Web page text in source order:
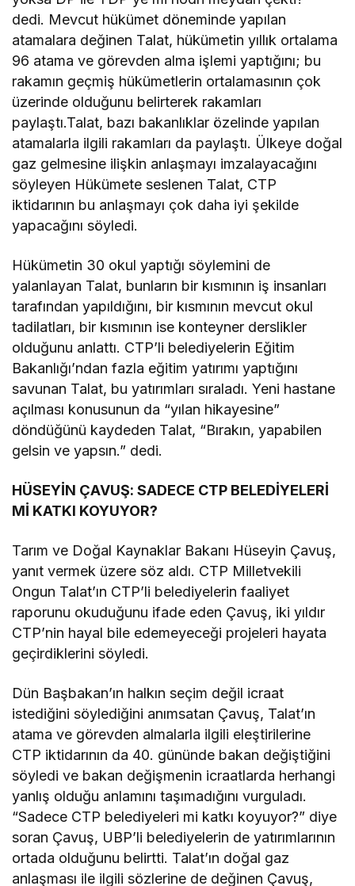
dedi. Mevcut hükümet döneminde yapılan
atamalara değinen Talat, hükümetin yıllık ortalama
96 atama ve görevden alma işlemi yaptığını; bu
rakamın geçmiş hükümetlerin ortalamasının çok
üzerinde olduğunu belirterek rakamları
paylaştı.Talat, bazı bakanlıklar özelinde yapılan
atamalarla ilgili rakamları da paylaştı. Ülkeye doğal
gaz gelmesine ilişkin anlaşmayı imzalayacağını
söyleyen Hükümete seslenen Talat, CTP
iktidarının bu anlaşmayı çok daha iyi şekilde
yapacağını söyledi.
Hükümetin 30 okul yaptığı söylemini de
yalanlayan Talat, bunların bir kısmının iş insanları
tarafından yapıldığını, bir kısmının mevcut okul
tadilatları, bir kısmının ise konteyner derslikler
olduğunu anlattı. CTP’li belediyelerin Eğitim
Bakanlığı’ndan fazla eğitim yatırımı yaptığını
savunan Talat, bu yatırımları sıraladı. Yeni hastane
açılması konusunun da “yılan hikayesine”
döndüğünü kaydeden Talat, “Bırakın, yapabilen
gelsin ve yapsın.” dedi.
HÜSEYİN ÇAVUŞ: SADECE CTP BELEDİYELERİ
Mİ KATKI KOYUYOR?
Tarım ve Doğal Kaynaklar Bakanı Hüseyin Çavuş,
yanıt vermek üzere söz aldı. CTP Milletvekili
Ongun Talat’ın CTP’li belediyelerin faaliyet
raporunu okuduğunu ifade eden Çavuş, iki yıldır
CTP’nin hayal bile edemeyeceği projeleri hayata
geçirdiklerini söyledi.
Dün Başbakan’ın halkın seçim değil icraat
istediğini söylediğini anımsatan Çavuş, Talat’ın
atama ve görevden almalarla ilgili eleştirilerine
CTP iktidarının da 40. gününde bakan değiştiğini
söyledi ve bakan değişmenin icraatlarda herhangi
yanlış olduğu anlamını taşımadığını vurguladı.
“Sadece CTP belediyeleri mi katkı koyuyor?” diye
soran Çavuş, UBP’li belediyelerin de yatırımlarının
ortada olduğunu belirtti. Talat’ın doğal gaz
anlaşması ile ilgili sözlerine de değinen Çavuş,